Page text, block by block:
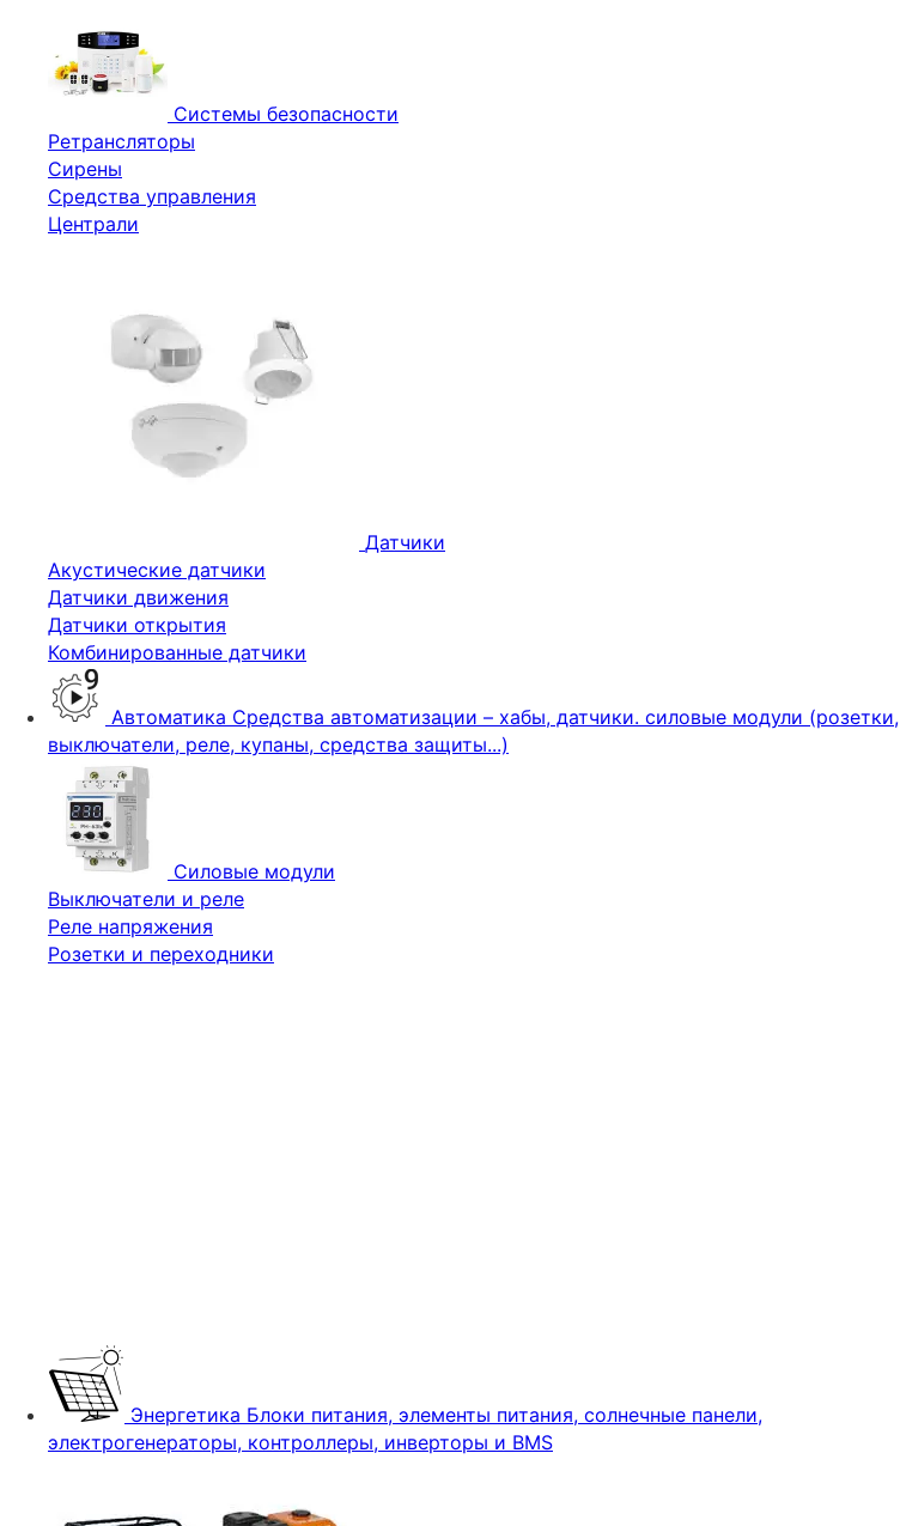
Системы безопасности
Ретрансляторы
Сирены
Средства управления
Централи
Датчики
Акустические датчики
Датчики движения
Датчики открытия
Комбинированные датчики
Автоматика Средства автоматизации – хабы, датчики. силовые модули (розетки,
выключатели, реле, купаны, средства защиты...)
Силовые модули
Выключатели и реле
Реле напряжения
Розетки и переходники
Энергетика Блоки питания, элементы питания, солнечные панели,
электрогенераторы, контроллеры, инверторы и BMS